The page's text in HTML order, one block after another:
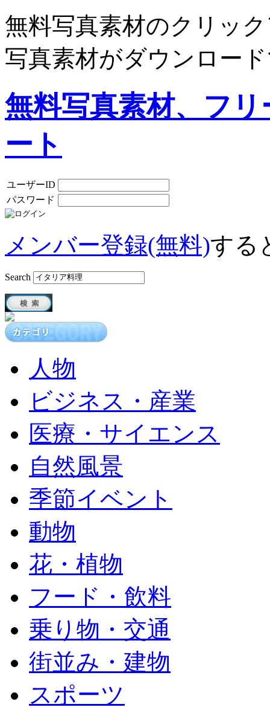
無料写真素材のクリッ
写真素材がダウンロー
無料写真素材、フ
ート
ユーザーID
パスワード
メンバー登録(無料)する
Search
人物
ビジネス・産業
医療・サイエンス
自然風景
季節イベント
動物
花・植物
フード・飲料
乗り物・交通
街並み・建物
スポーツ